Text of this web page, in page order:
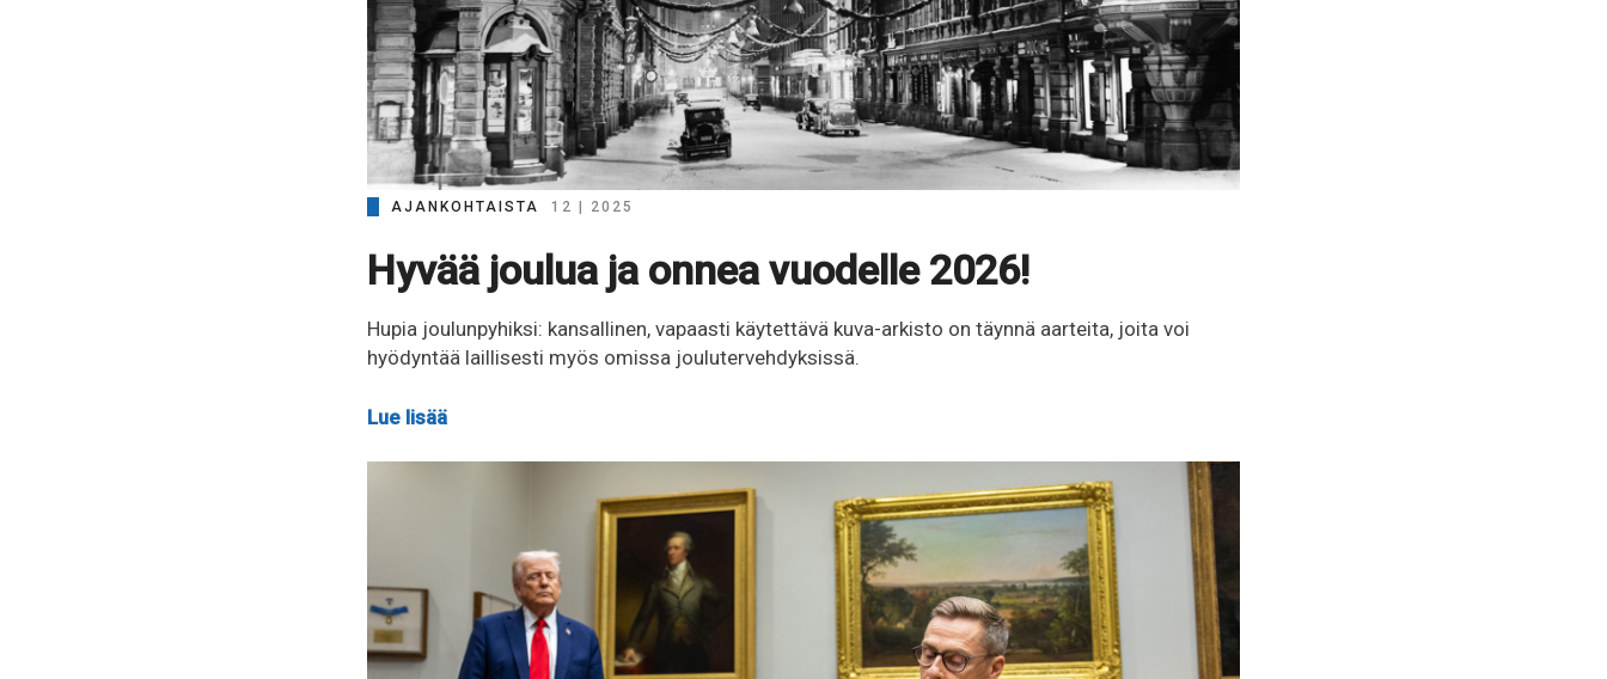
AJANKOHTAISTA 12 | 2025
Hyvää joulua ja onnea vuodelle 2026!
Hupia joulunpyhiksi: kansallinen, vapaasti käytettävä kuva-arkisto on täynnä aarteita, joita voi
hyödyntää laillisesti myös omissa joulutervehdyksissä.
Lue lisää